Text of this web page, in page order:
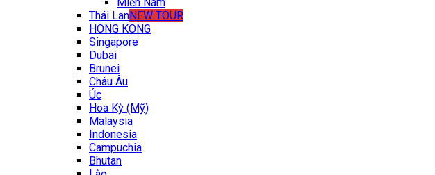
Thái LanNEW TOUR
HONG KONG
Singapore
Dubai
Brunei
Châu Âu
Úc
Hoa Kỳ (Mỹ)
Malaysia
Indonesia
Campuchia
Bhutan